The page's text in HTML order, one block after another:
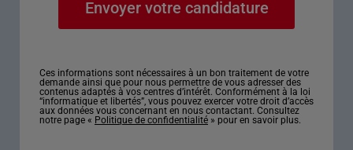
Ces informations sont nécessaires à un bon traitement de votre
demande ainsi que pour nous permettre de vous adresser des
contenus adaptés à vos centres d’intérêt. Conformément à la loi
“informatique et libertés”, vous pouvez exercer votre droit d’accès
aux données vous concernant en nous contactant. Consultez
notre page « Politique de confidentialité » pour en savoir plus.